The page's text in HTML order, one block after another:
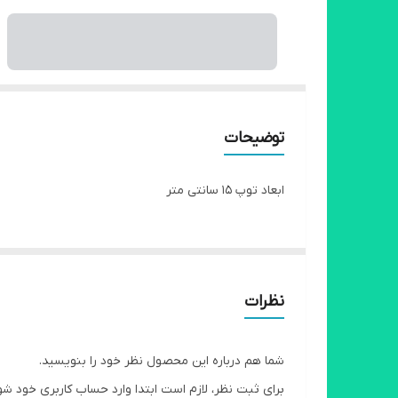
توضیحات
ابعاد توپ 15 سانتی متر
نظرات
شما هم درباره این محصول نظر خود را بنویسید.
برای ثبت نظر، لازم است ابتدا وارد حساب کاربری خود